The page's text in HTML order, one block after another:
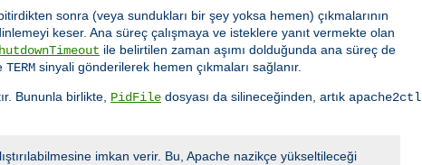
sonra (veya sundukları bir şey yoksa hemen) çıkmalarının
keser. Ana süreç çalışmaya ve isteklere yanıt vermekte olan
ile belirtilen zaman aşımı dolduğunda ana süreç de
TERM sinyali gönderilerek hemen çıkmaları sağlanır.
Bununla birlikte, PidFile dosyası da silineceğinden, artık apache2ctl
imkan verir. Bu, Apache nazikçe yükseltileceği